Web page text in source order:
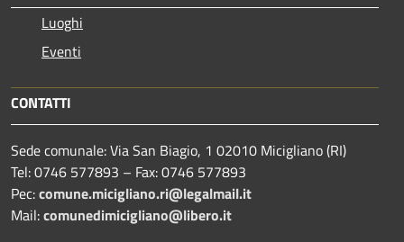
Luoghi
Eventi
CONTATTI
Sede comunale: Via San Biagio, 1 02010 Micigliano (RI)
Tel: 0746 577893 – Fax: 0746 577893
Pec:comune.micigliano.ri@legalmail.it
Mail:comunedimicigliano@libero.it